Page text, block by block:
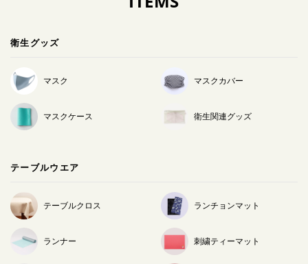
衛生グッズ
マスク マスクカバー
マスクケース 衛生関連グッズ
テーブルウエア
テーブルクロス ランチョンマット
ランナー 刺繍ティーマット